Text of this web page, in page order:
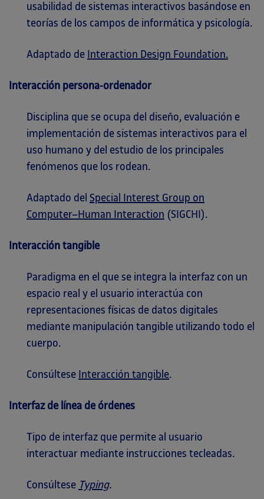
usabilidad de sistemas interactivos basándose en
teorías de los campos de informática y psicología.
Adaptado de Interaction Design Foundation.
Interacción persona-ordenador
Disciplina que se ocupa del diseño, evaluación e
implementación de sistemas interactivos para el
uso humano y del estudio de los principales
fenómenos que los rodean.
Adaptado del Special Interest Group on
Computer–Human Interaction (SIGCHI).
Interacción tangible
Paradigma en el que se integra la interfaz con un
espacio real y el usuario interactúa con
representaciones físicas de datos digitales
mediante manipulación tangible utilizando todo el
cuerpo.
Consúltese Interacción tangible.
Interfaz de línea de órdenes
Tipo de interfaz que permite al usuario
interactuar mediante instrucciones tecleadas.
Consúltese Typing.